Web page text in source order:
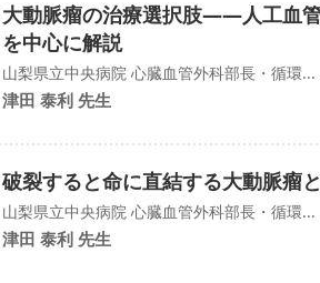
大動脈瘤の治療選択肢――人工血
を中心に解説
山梨県立中央病院 心臓血管外科部長・循環...
津田 泰利 先生
破裂すると命に直結する大動脈瘤
山梨県立中央病院 心臓血管外科部長・循環...
津田 泰利 先生